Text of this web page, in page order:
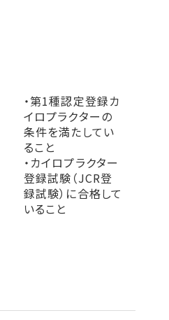
・第1種認定登録カ
イロプラクターの
条件を満たしてい
ること
・カイロプラクター
登録試験（JCR登
録試験）に合格して
いること